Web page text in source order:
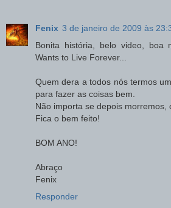
Fenix 3 de janeiro de 2009 às
Bonita história, belo video, boa
Wants to Live Forever...
Quem dera a todos nós termos
para fazer as coisas bem.
Não importa se depois morremos,
Fica o bem feito!
BOM ANO!
Abraço
Fenix
Responder